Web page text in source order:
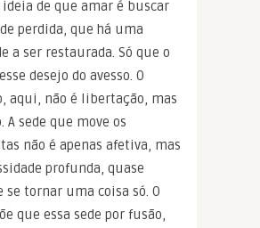
de que amar é buscar
perdida, que há uma
a ser restaurada. Só que o
desejo do avesso. O
aqui, não é libertação, mas
A sede que move os
não é apenas afetiva, mas
profunda, quase
se tornar uma coisa só. O
que essa sede por fusão,